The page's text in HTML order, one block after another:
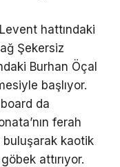
hattındaki
Şekersiz
Burhan Öçal
başlıyor.
da
ferah
buluşarak kaotik
attırıyor.